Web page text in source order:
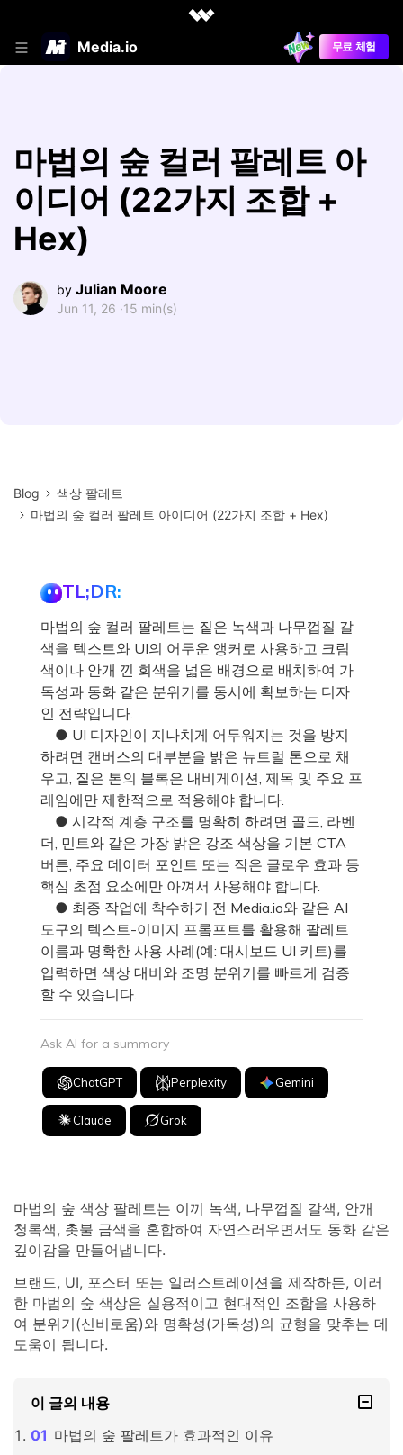
Media.io 무료 체험
마법의 숲 컬러 팔레트 아
이디어 (22가지 조합 +
Hex)
by Julian Moore
Jun 11, 26 ·15 min(s)
Blog
색상 팔레트
마법의 숲 컬러 팔레트 아이디어 (22가지 조합 + Hex)
TL;DR:
마법의 숲 컬러 팔레트는 짙은 녹색과 나무껍질 갈
색을 텍스트와 UI의 어두운 앵커로 사용하고 크림
색이나 안개 낀 회색을 넓은 배경으로 배치하여 가
독성과 동화 같은 분위기를 동시에 확보하는 디자
인 전략입니다.
● UI 디자인이 지나치게 어두워지는 것을 방지
하려면 캔버스의 대부분을 밝은 뉴트럴 톤으로 채
우고, 짙은 톤의 블록은 내비게이션, 제목 및 주요 프
레임에만 제한적으로 적용해야 합니다.
● 시각적 계층 구조를 명확히 하려면 골드, 라벤
더, 민트와 같은 가장 밝은 강조 색상을 기본 CTA
버튼, 주요 데이터 포인트 또는 작은 글로우 효과 등
핵심 초점 요소에만 아껴서 사용해야 합니다.
● 최종 작업에 착수하기 전 Media.io와 같은 AI
도구의 텍스트-이미지 프롬프트를 활용해 팔레트
이름과 명확한 사용 사례(예: 대시보드 UI 키트)를
입력하면 색상 대비와 조명 분위기를 빠르게 검증
할 수 있습니다.
Ask AI for a summary
ChatGPT Perplexity Gemini
Claude Grok
마법의 숲 색상 팔레트는 이끼 녹색, 나무껍질 갈색, 안개
청록색, 촛불 금색을 혼합하여 자연스러우면서도 동화 같은
깊이감을 만들어냅니다.
브랜드, UI, 포스터 또는 일러스트레이션을 제작하든, 이러
한 마법의 숲 색상은 실용적이고 현대적인 조합을 사용하
여 분위기(신비로움)와 명확성(가독성)의 균형을 맞추는 데
도움이 됩니다.
이 글의 내용
마법의 숲 팔레트가 효과적인 이유